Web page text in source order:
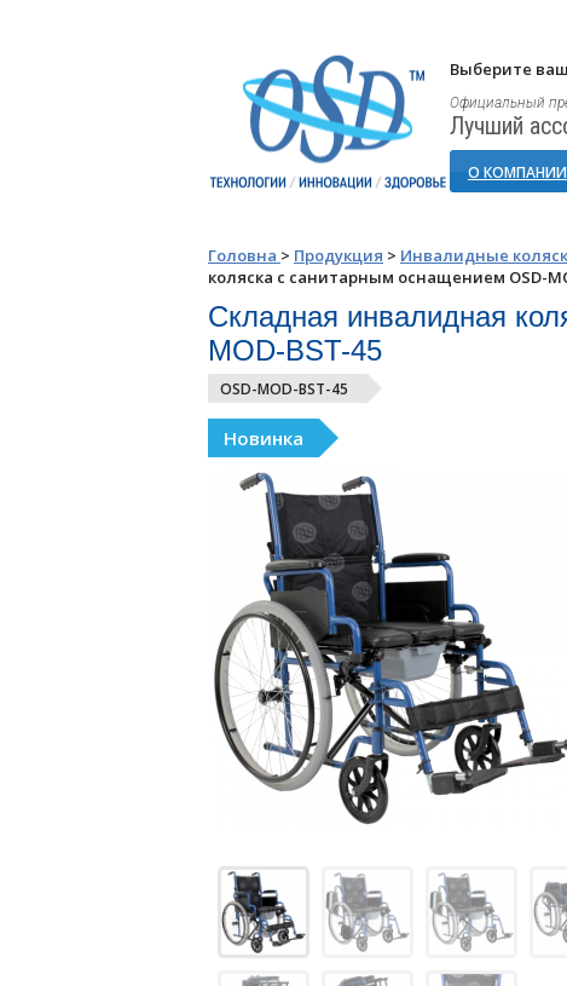
Выберите
Официальный
Лучший
О КОМПАНИИ
Головна > Продукция > Инвалидные
коляска с санитарным оснащением OSD-
Складная инвалидная
MOD-BST-45
OSD-MOD-BST-45
Новинка